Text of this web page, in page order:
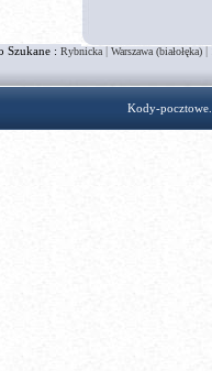
Szukane : Rybnicka|Warszawa (białołęka)|
Kody-